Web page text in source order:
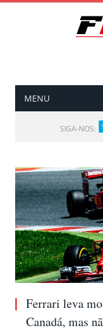
MENU
SIGA-NOS:
Ferrari leva
Canadá, mas